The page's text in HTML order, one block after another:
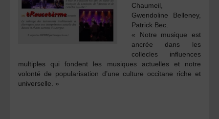
Chaumeil,
Gwendoline Belleney,
Patrick Bec.
« Notre musique est
ancrée dans les
collecles influences
multiples qui fondent les musiques actuelles et notre
volonté de popularisation d’une culture occitane riche et
universelle. »